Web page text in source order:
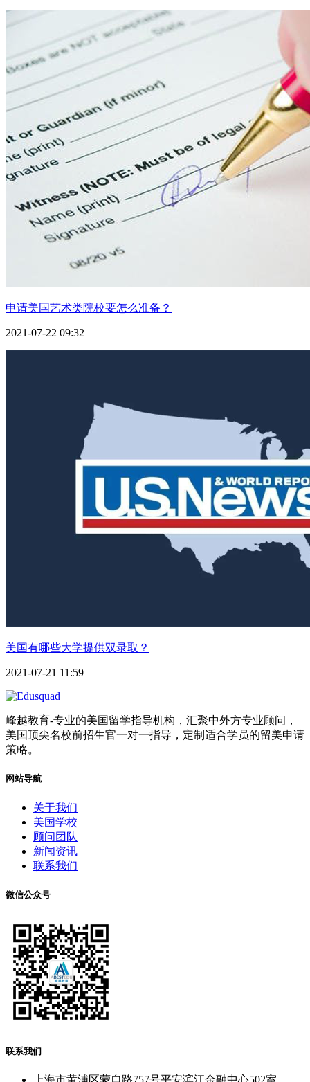
申请美国艺术类院校要怎么准备？
2021-07-22 09:32
美国有哪些大学提供双录取？
2021-07-21 11:59
峰越教育-专业的美国留学指导机构，汇聚中外方专业顾问，
美国顶尖名校前招生官一对一指导，定制适合学员的留美申请
策略。
网站导航
关于我们
美国学校
顾问团队
新闻资讯
联系我们
微信公众号
联系我们